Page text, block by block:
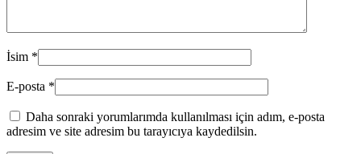
İsim *
E-posta *
Daha sonraki yorumlarımda kullanılması için adım, e-posta
adresim ve site adresim bu tarayıcıya kaydedilsin.